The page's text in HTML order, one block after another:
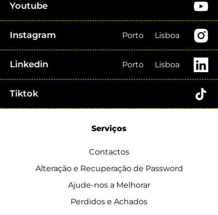
Youtube
Instagram Porto Lisboa
Linkedin Porto Lisboa
Tiktok
Serviços
Contactos
Alteração e Recuperação de Password
Ajude-nos a Melhorar
Perdidos e Achados